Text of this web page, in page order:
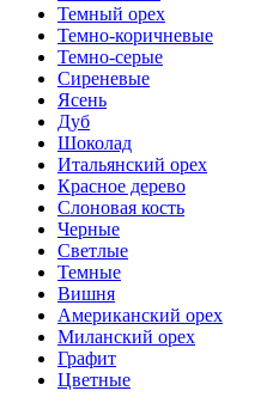
Темный орех
Темно-коричневые
Темно-серые
Сиреневые
Ясень
Дуб
Шоколад
Итальянский орех
Красное дерево
Слоновая кость
Черные
Светлые
Темные
Вишня
Американский орех
Миланский орех
Графит
Цветные